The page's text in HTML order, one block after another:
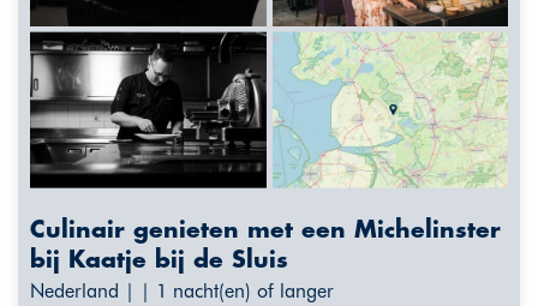
Culinair genieten met een Michelinster
bij Kaatje bij de Sluis
Nederland | | 1 nacht(en) of langer